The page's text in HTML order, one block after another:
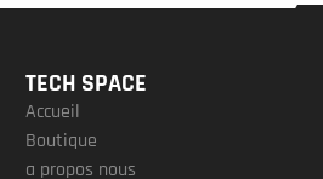
TECH SPACE
Accueil
Boutique
a propos nous